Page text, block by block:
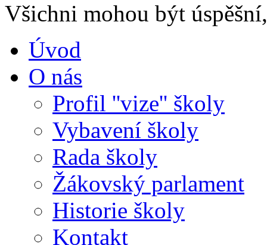
Všichni mohou být
Úvod
O nás
Profil ''vize'' školy
Vybavení školy
Rada školy
Žákovský parlament
Historie školy
Kontakt